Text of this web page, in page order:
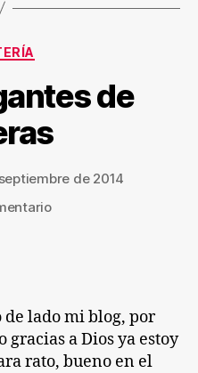
de
de 2014
en
lado mi blog, por
a Dios ya estoy
rato, bueno en el